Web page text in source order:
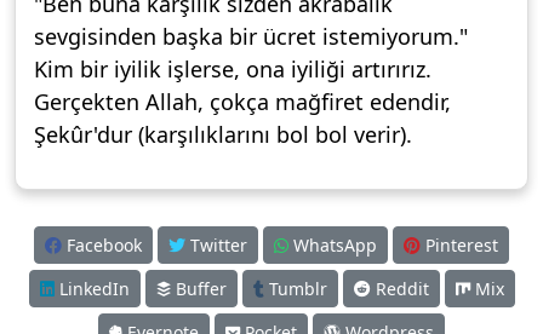
sevgisinden başka bir ücret istemiyorum."
Kim bir iyilik işlerse, ona iyiliği artırırız.
Gerçekten Allah, çokça mağfiret edendir,
Şekûr'dur (karşılıklarını bol bol verir).
Facebook Twitter WhatsApp
Pinterest
LinkedIn
Buffer Tumblr Reddit
Mix